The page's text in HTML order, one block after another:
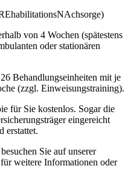
von 4 Wochen (spätestens
oder stationären
Behandlungseinheiten mit je
(zzgl. Einweisungstraining).
für Sie kostenlos. Sogar die
eingereicht
erstattet.
Sie auf unserer
weitere Informationen oder